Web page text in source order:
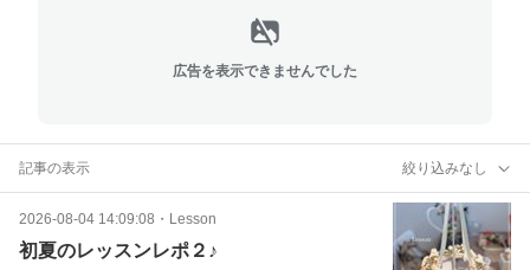
広告を表示できませんでした
記事の表示 絞り込みなし
2026-08-04 14:09:08 ・ Lesson
初夏のレッスンレポ２♪